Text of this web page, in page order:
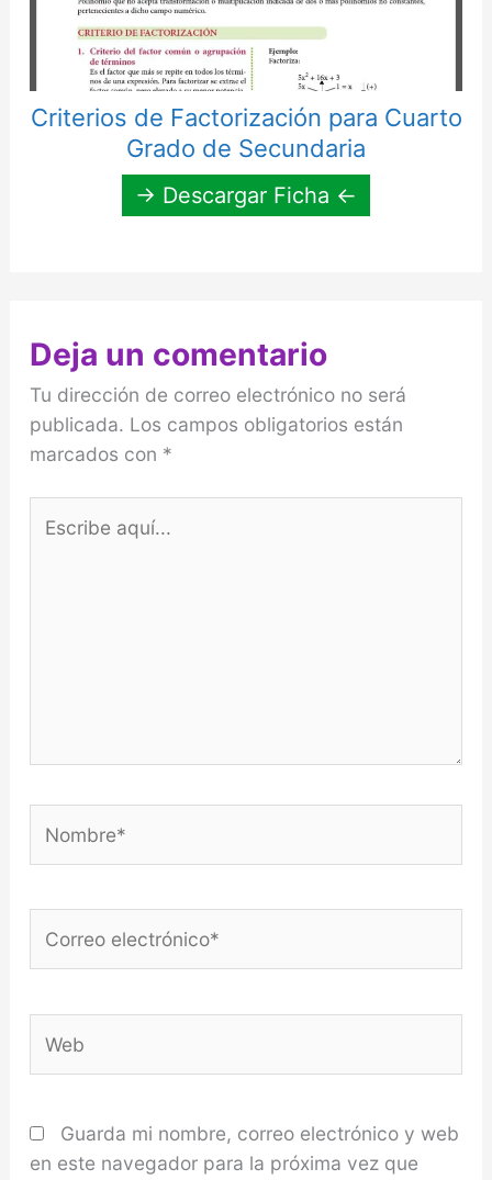
Criterios de Factorización para Cuarto
Grado de Secundaria
→ Descargar Ficha ←
Deja un comentario
Tu dirección de correo electrónico no será
publicada. Los campos obligatorios están
marcados con *
aquí...
electrónico*
Guarda mi nombre, correo electrónico y web
en este navegador para la próxima vez que